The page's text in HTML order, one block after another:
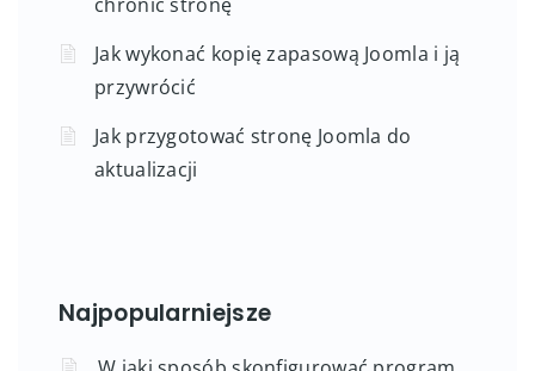
Jak wykonać kopię zapasową Joomla i ją
przywrócić
Jak przygotować stronę Joomla do
aktualizacji
Najpopularniejsze